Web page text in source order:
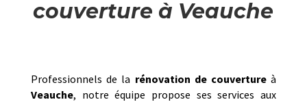
couverture à Veauche
Professionnels de la rénovation de couvertureà
Veauche, notre équipe propose ses services aux